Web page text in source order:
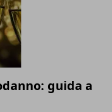
guida a